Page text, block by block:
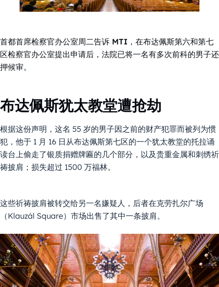
首都首席检察官办公室周二告诉 MTI，在布达佩斯第六和第七
区检察官办公室提出申请后，法院已将一名有多次前科的男子还
押候审。
布达佩斯犹太教堂遭抢劫
根据这份声明，这名 55 岁的男子因之前的财产犯罪而被列为惯
犯，他于 1 月 16 日从布达佩斯第七区的一个犹太教堂的托拉诵
读台上偷走了银质捐赠牌匾的几个部分，以及贵重金属和刺绣祈
祷披肩；损失超过 1500 万福林。
这些祈祷披肩被转交给另一名嫌疑人，后者在克劳扎尔广场
（Klauzál Square）市场出售了其中一条披肩。